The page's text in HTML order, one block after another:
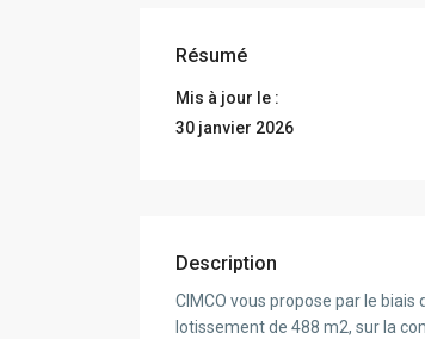
Résumé
Mis à jour le :
30 janvier 2026
Description
CIMCO vous propose par le
lotissement de 488 m2, sur la